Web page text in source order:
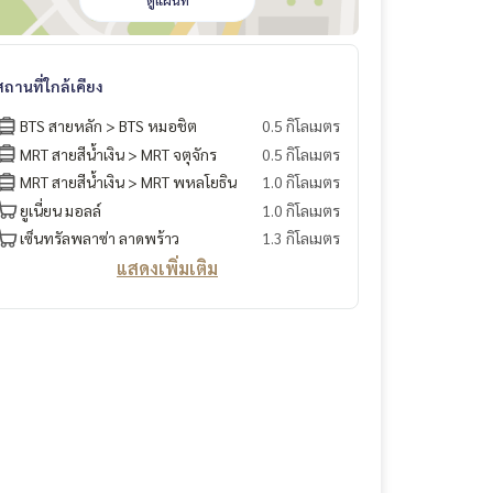
ถานที่ใกล้เคียง
BTS สายหลัก > BTS หมอชิต
0.5 กิโลเมตร
MRT สายสีน้ำเงิน > MRT จตุจักร
0.5 กิโลเมตร
MRT สายสีน้ำเงิน > MRT พหลโยธิน
1.0 กิโลเมตร
ยูเนี่ยน มอลล์
1.0 กิโลเมตร
เซ็นทรัลพลาซ่า ลาดพร้าว
1.3 กิโลเมตร
แสดงเพิ่มเติม